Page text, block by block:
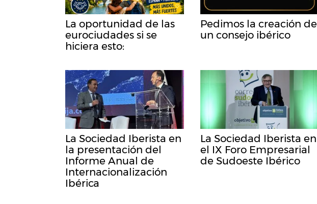
La oportunidad de las
eurociudades si se
hiciera esto:
Pedimos la creación de
un consejo ibérico
La Sociedad Iberista en
la presentación del
Informe Anual de
Internacionalización
Ibérica
La Sociedad Iberista en
el IX Foro Empresarial
de Sudoeste Ibérico